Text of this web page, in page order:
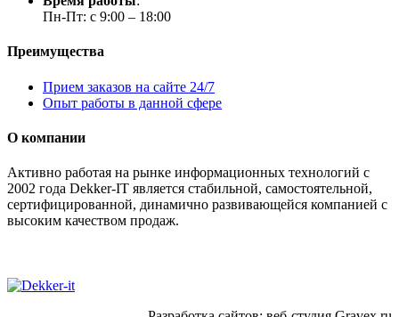
Пн-Пт: с 9:00 – 18:00
Преимущества
Прием заказов на сайте 24/7
Опыт работы в данной сфере
О компании
Активно работая на рынке информационных технологий с
2002 года Dekker-IT является стабильной, самостоятельной,
сертифицированной, динамично развивающейся компанией с
высоким качеством продаж.